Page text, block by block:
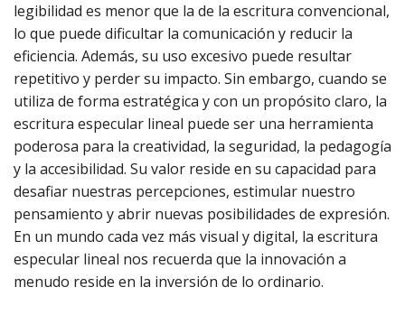
legibilidad es menor que la de la escritura convencional,
lo que puede dificultar la comunicación y reducir la
eficiencia. Además, su uso excesivo puede resultar
repetitivo y perder su impacto. Sin embargo, cuando se
utiliza de forma estratégica y con un propósito claro, la
escritura especular lineal puede ser una herramienta
poderosa para la creatividad, la seguridad, la pedagogía
y la accesibilidad. Su valor reside en su capacidad para
desafiar nuestras percepciones, estimular nuestro
pensamiento y abrir nuevas posibilidades de expresión.
En un mundo cada vez más visual y digital, la escritura
especular lineal nos recuerda que la innovación a
menudo reside en la inversión de lo ordinario.